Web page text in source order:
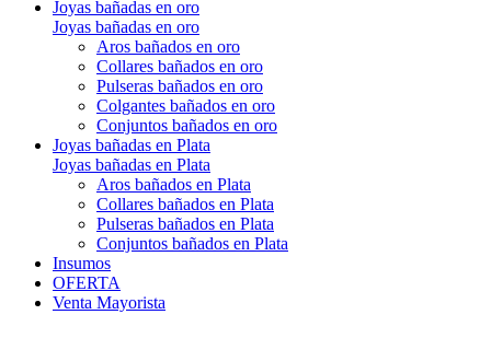
Joyas bañadas en oro
Joyas bañadas en oro
Aros bañados en oro
Collares bañados en oro
Pulseras bañados en oro
Colgantes bañados en oro
Conjuntos bañados en oro
Joyas bañadas en Plata
Joyas bañadas en Plata
Aros bañados en Plata
Collares bañados en Plata
Pulseras bañados en Plata
Conjuntos bañados en Plata
Insumos
OFERTA
Venta Mayorista